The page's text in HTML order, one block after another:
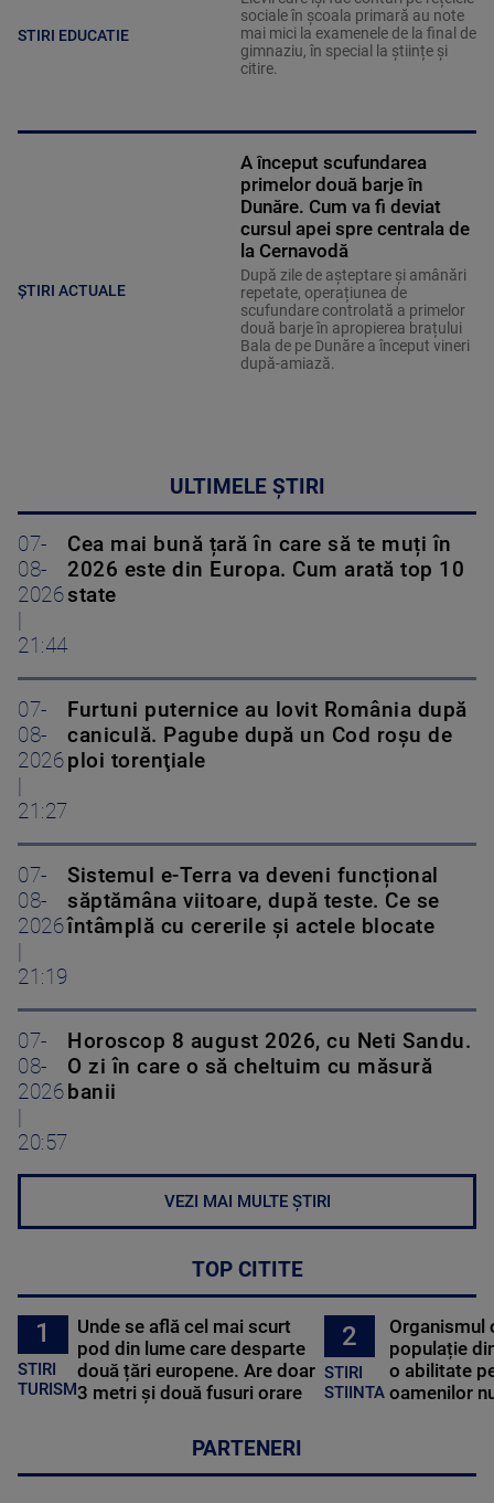
STIRI EDUCATIE
sociale în școala primară au note
mai mici la examenele de la final de
gimnaziu, în special la științe și
citire.
ȘTIRI ACTUALE
A început scufundarea
primelor două barje în
Dunăre. Cum va fi deviat
cursul apei spre centrala de
la Cernavodă
După zile de așteptare și amânări
repetate, operațiunea de
scufundare controlată a primelor
două barje în apropierea brațului
Bala de pe Dunăre a început vineri
după-amiază.
ULTIMELE ȘTIRI
07-
08-
2026
21:44
Cea mai bună țară în care să te muți în
2026 este din Europa. Cum arată top 10
state
07-
08-
2026
21:27
Furtuni puternice au lovit România după
caniculă. Pagube după un Cod roşu de
ploi torenţiale
07-
08-
2026
21:19
Sistemul e-Terra va deveni funcțional
săptămâna viitoare, după teste. Ce se
întâmplă cu cererile și actele blocate
07-
08-
2026
20:57
Horoscop 8 august 2026, cu Neti Sandu.
O zi în care o să cheltuim cu măsură
banii
VEZI MAI MULTE ȘTIRI
TOP CITITE
1
STIRI
TURISM
Unde se află cel mai scurt
pod din lume care desparte
două țări europene. Are doar
3 metri și două fusuri orare
2
STIRI
STIINTA
Organismul
populație
o abilitate
oamenilor
PARTENERI